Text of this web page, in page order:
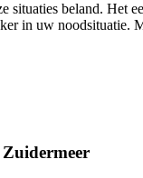
situaties beland. Het
in uw noodsituatie.